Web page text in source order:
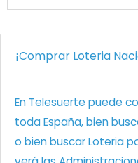
¡Comprar Loteria
En Telesuerte puede
toda España, bien
o bien buscar Loteria